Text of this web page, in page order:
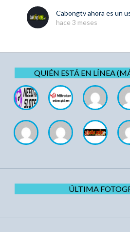
Cabongtvahora es un
hace 3 meses
QUIÉN ESTÁ EN LÍNEA
ÚLTIMA